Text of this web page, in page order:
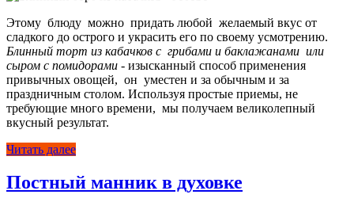
Этому блюду можно придать любой желаемый вкус от
сладкого до острого и украсить его по своему усмотрению.
Блинный торт из кабачков с грибами и баклажанами или
сыром с помидорами - изысканный способ применения
привычных овощей, он уместен и за обычным и за
праздничным столом. Используя простые приемы, не
требующие много времени, мы получаем великолепный
вкусный результат.
Читать далее
Постный манник в духовке